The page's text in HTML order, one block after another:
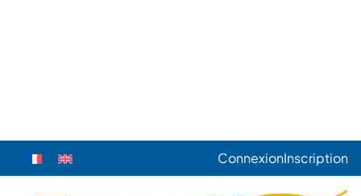
DRH et RRH en Temps partagé ›